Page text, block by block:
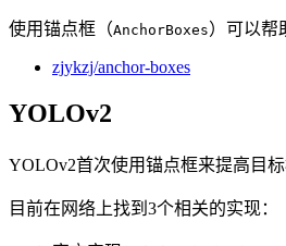
使用锚点框（AnchorBoxes）可以帮
zjykzj/anchor-boxes
YOLOv2
YOLOv2首次使用锚点框来提高目
目前在网络上找到3个相关的实现：